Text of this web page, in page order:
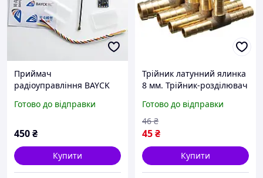
Приймач
радіоуправління BAYCK
Nano ELRS 50мм Т-подібна
Готово до відправки
450₴
Купити
Трійник латунний ялинка
8 мм. Трійник-розділювач
Готово до відправки
45₴
46 ₴
Купити